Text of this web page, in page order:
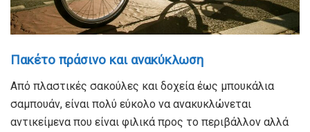
Πακέτο πράσινο και ανακύκλωση
Από πλαστικές σακούλες και δοχεία έως μπουκάλια
σαμπουάν, είναι πολύ εύκολο να ανακυκλώνεται
αντικείμενα που είναι φιλικά προς το περιβάλλον αλλά